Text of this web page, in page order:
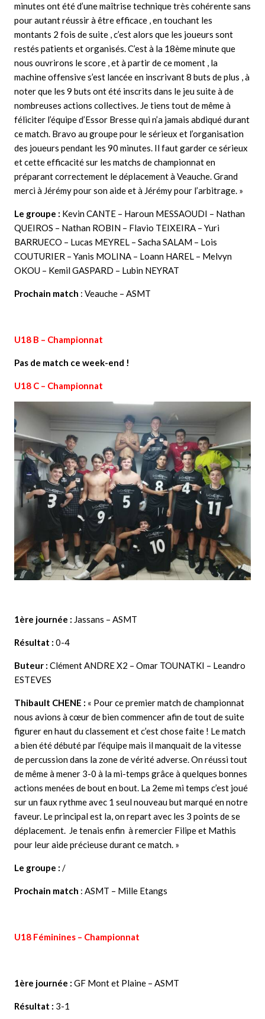
minutes ont été d’une maîtrise technique très cohérente sans
pour autant réussir à être efficace , en touchant les
montants 2 fois de suite , c’est alors que les joueurs sont
restés patients et organisés. C’est à la 18ème minute que
nous ouvrirons le score , et à partir de ce moment , la
machine offensive s’est lancée en inscrivant 8 buts de plus , à
noter que les 9 buts ont été inscrits dans le jeu suite à de
nombreuses actions collectives. Je tiens tout de même à
féliciter l’équipe d’Essor Bresse qui n’a jamais abdiqué durant
ce match. Bravo au groupe pour le sérieux et l’organisation
des joueurs pendant les 90 minutes. Il faut garder ce sérieux
et cette efficacité sur les matchs de championnat en
préparant correctement le déplacement à Veauche. Grand
merci à Jérémy pour son aide et à Jérémy pour l’arbitrage. »
Le groupe : Kevin CANTE – Haroun MESSAOUDI – Nathan
QUEIROS – Nathan ROBIN – Flavio TEIXEIRA – Yuri
BARRUECO – Lucas MEYREL – Sacha SALAM – Lois
COUTURIER – Yanis MOLINA – Loann HAREL – Melvyn
OKOU – Kemil GASPARD – Lubin NEYRAT
Prochain match : Veauche – ASMT
U18 B – Championnat
Pas de match ce week-end !
U18 C – Championnat
1ère journée : Jassans – ASMT
Résultat : 0-4
Buteur : Clément ANDRE X2 – Omar TOUNATKI – Leandro
ESTEVES
Thibault CHENE : « Pour ce premier match de championnat
nous avions à cœur de bien commencer afin de tout de suite
figurer en haut du classement et c’est chose faite ! Le match
a bien été débuté par l’équipe mais il manquait de la vitesse
de percussion dans la zone de vérité adverse. On réussi tout
de même à mener 3-0 à la mi-temps grâce à quelques bonnes
actions menées de bout en bout. La 2eme mi temps c’est joué
sur un faux rythme avec 1 seul nouveau but marqué en notre
faveur. Le principal est la, on repart avec les 3 points de se
déplacement. Je tenais enfin à remercier Filipe et Mathis
pour leur aide précieuse durant ce match. »
Le groupe : /
Prochain match : ASMT – Mille Etangs
U18 Féminines – Championnat
1ère journée : GF Mont et Plaine – ASMT
Résultat : 3-1